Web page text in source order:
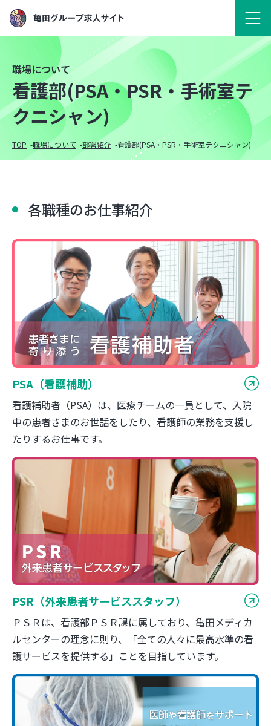
職場について
看護部(PSA・PSR・手術室テ
クニシャン)
TOP 職場について 部署紹介 看護部(PSA・PSR・手術室テクニシャン)
各職種のお仕事紹介
PSA（看護補助）
看護補助者（PSA）は、医療チームの一員として、入院
中の患者さまのお世話をしたり、看護師の業務を支援し
たりするお仕事です。
PSR（外来患者サービススタッフ）
ＰＳＲは、看護部ＰＳＲ課に属しており、亀田メディカ
ルセンターの理念に則り、「全ての人々に最高水準の看
護サービスを提供する」ことを目指しています。